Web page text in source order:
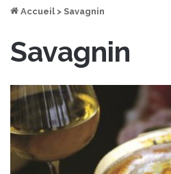
Accueil > Savagnin
Savagnin